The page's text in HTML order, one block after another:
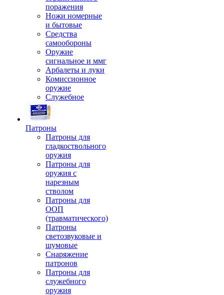
поражения
Ножи номерные
и бытовые
Средства
самообороны
Оружие
сигнальное и ммг
Арбалеты и луки
Комиссионное
оружие
Служебное
Патроны
Патроны для
гладкоствольного
оружия
Патроны для
оружия с
нарезным
стволом
Патроны для
ООП
(травматического)
Патроны
светозвуковые и
шумовые
Снаряжение
патронов
Патроны для
служебного
оружия